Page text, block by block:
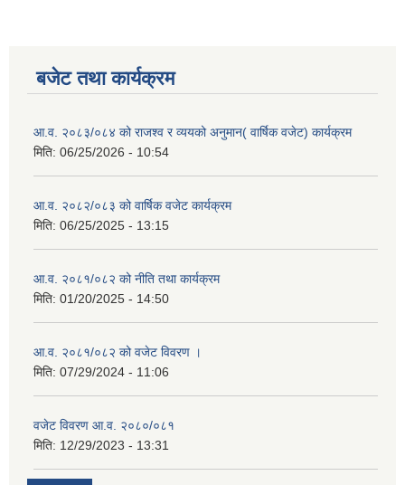
बजेट तथा कार्यक्रम
आ.व. २०८३/०८४ को राजश्व र व्ययको अनुमान( वार्षिक वजेट) कार्यक्रम
मिति: 06/25/2026 - 10:54
आ.व. २०८२/०८३ को वार्षिक वजेट कार्यक्रम
मिति: 06/25/2025 - 13:15
आ.व. २०८१/०८२ को नीति तथा कार्यक्रम
मिति: 01/20/2025 - 14:50
आ.व. २०८१/०८२ को वजेट विवरण ।
मिति: 07/29/2024 - 11:06
वजेट विवरण आ.व. २०८०/०८१
मिति: 12/29/2023 - 13:31